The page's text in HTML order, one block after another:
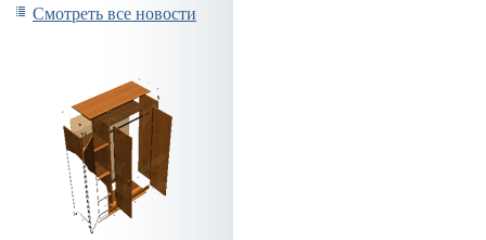
Смотреть все новости